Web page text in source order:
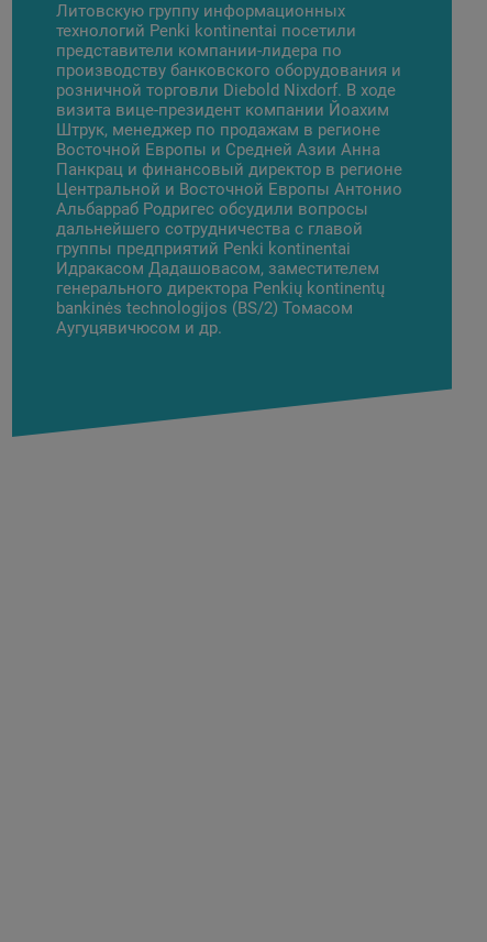
Литовскую группу информационных
технологий Penki kontinentai посетили
представители компании-лидера по
производству банковского оборудования и
розничной торговли Diebold Nixdorf. В ходе
визита вице-президент компании Йоахим
Штрук, менеджер по продажам в регионе
Восточной Европы и Средней Азии Анна
Панкрац и финансовый директор в регионе
Центральной и Восточной Европы Антонио
Альбарраб Родригес обсудили вопросы
дальнейшего сотрудничества с главой
группы предприятий Penki kontinentai
Идракасом Дадашовасом, заместителем
генерального директора Penkių kontinentų
bankinės technologijos (BS/2) Томасом
Аугуцявичюсом и др.